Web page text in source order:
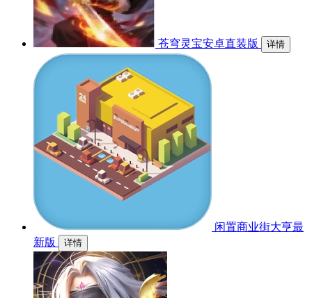
苍穹灵宝安卓直装版 详情
闲置商业街大亨最
新版
详情